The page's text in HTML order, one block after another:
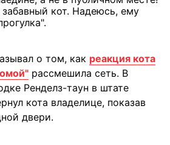
кот. Надеюсь, ему
о том, как реакция кота
рассмешила сеть. В
Ренделз-таун в штате
кота владелице, показав
двери.